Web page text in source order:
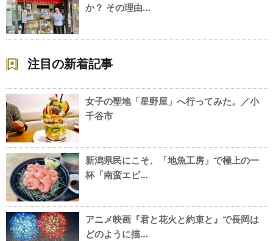
か？ その理由…
注目の新着記事
女子の聖地「星野屋」へ行ってみた。／小
千谷市
新潟県民にこそ、「地魚工房」で極上の一
杯「南蛮エビ…
アニメ映画『君と花火と約束と』で長岡は
どのように描…